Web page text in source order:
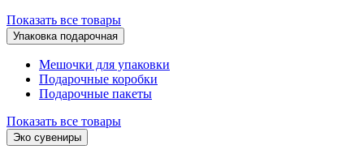
Показать все товары
Упаковка подарочная
Мешочки для упаковки
Подарочные коробки
Подарочные пакеты
Показать все товары
Эко сувениры